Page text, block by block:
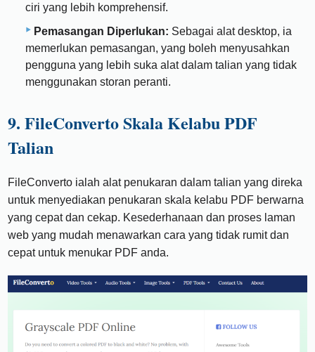
ciri yang lebih komprehensif.
Pemasangan Diperlukan: Sebagai alat desktop, ia
memerlukan pemasangan, yang boleh menyusahkan
pengguna yang lebih suka alat dalam talian yang tidak
menggunakan storan peranti.
9. FileConverto Skala Kelabu PDF
Talian
FileConverto ialah alat penukaran dalam talian yang direka
untuk menyediakan penukaran skala kelabu PDF berwarna
yang cepat dan cekap. Kesederhanaan dan proses laman
web yang mudah menawarkan cara yang tidak rumit dan
cepat untuk menukar PDF anda.